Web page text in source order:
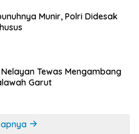
Munir, Polri Didesak
Nelayan Tewas Mengambang
Garut